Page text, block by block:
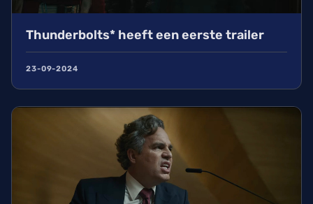
Thunderbolts* heeft een eerste trailer
23-09-2024